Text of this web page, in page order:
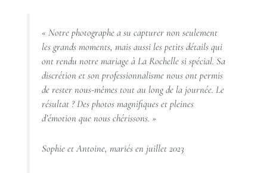
« Notre photographe a su capturer non seulement
les grands moments, mais aussi les petits détails qui
ont rendu notre mariage à La Rochelle si spécial. Sa
discrétion et son professionnalisme nous ont permis
de rester nous-mêmes tout au long de la journée. Le
résultat ? Des photos magnifiques et pleines
d’émotion que nous chérissons. »
Sophie et Antoine, mariés en juillet 2023